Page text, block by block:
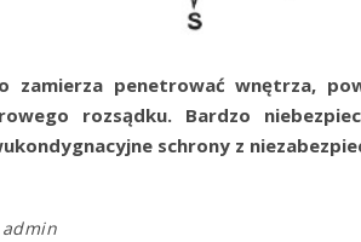
zamierza penetrować wnętrza,
rozsądku. Bardzo
schrony z
admin